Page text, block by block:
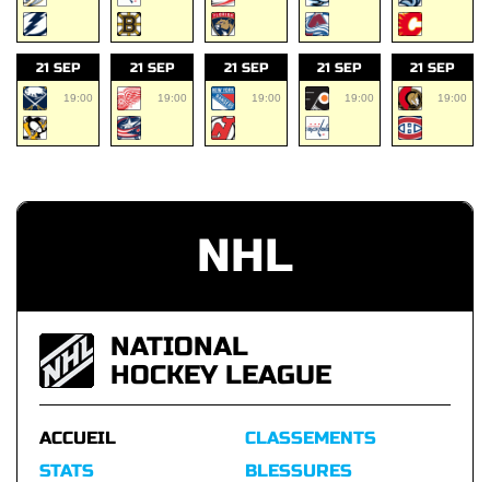
21 SEP
19:00
21 SEP
19:00
21 SEP
19:00
21 SEP
19:00
21 SEP
19:00
NHL
NATIONAL
HOCKEY LEAGUE
ACCUEIL
STATS
CLASSEMENTS
BLESSURES